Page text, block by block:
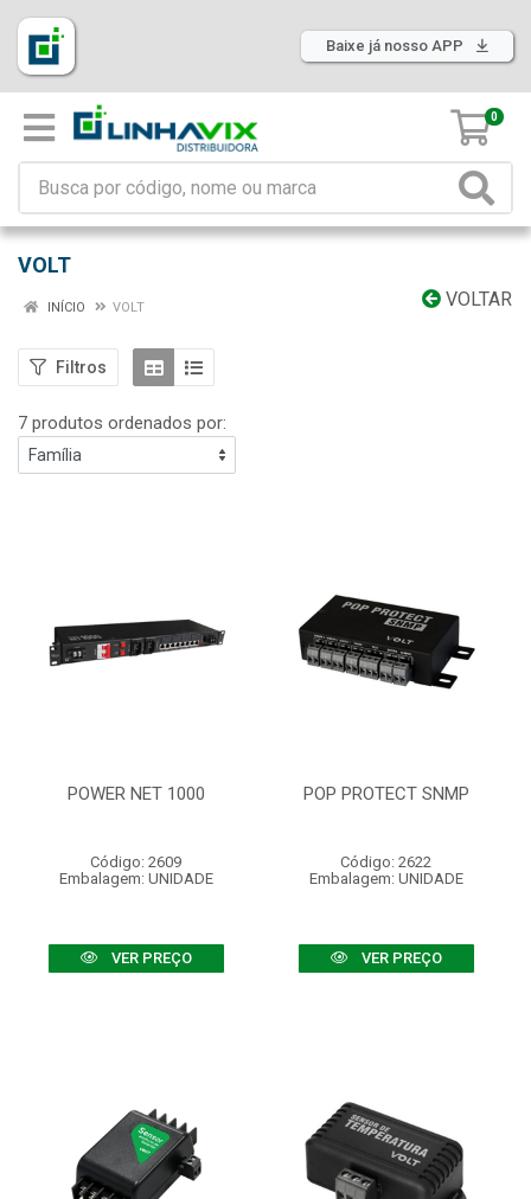
Baixe já nosso APP
0
VOLT
VOLTAR
INÍCIO VOLT
Filtros
7 produtos ordenados por:
POWER NET 1000
Código: 2609
Embalagem: UNIDADE
VER PREÇO
POP PROTECT SNMP
Código: 2622
Embalagem: UNIDADE
VER PREÇO